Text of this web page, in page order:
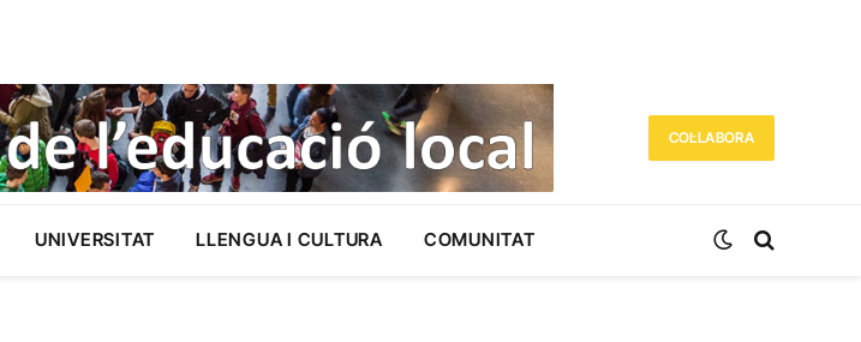
COL·LABORA
UNIVERSITAT LLENGUA I CULTURA COMUNITAT